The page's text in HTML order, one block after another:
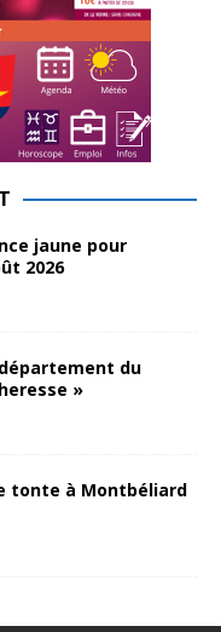
jaune pour
2026
du
»
tonte à Montbéliard